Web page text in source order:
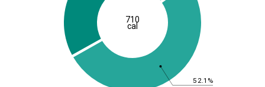
52.1%
710
cal